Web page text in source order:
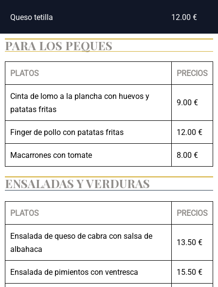
Queso tetilla 12.00 €
PARA LOS PEQUES
PLATOS PRECIOS
Cinta de lomo a la plancha con huevos y
patatas fritas
9.00 €
Finger de pollo con patatas fritas 12.00 €
Macarrones con tomate 8.00 €
ENSALADAS Y VERDURAS
PLATOS PRECIOS
Ensalada de queso de cabra con salsa de
albahaca
13.50 €
Ensalada de pimientos con ventresca 15.50 €